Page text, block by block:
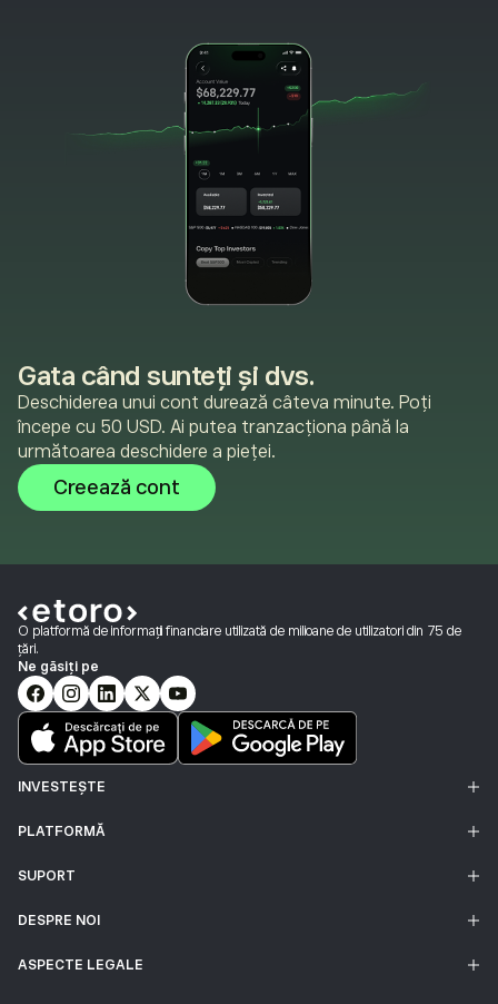
Gata când sunteți și dvs.
Deschiderea unui cont durează câteva minute. Poți
începe cu 50 USD. Ai putea tranzacționa până la
următoarea deschidere a pieței.
Creează cont
O platformă de informații financiare utilizată de milioane de utilizatori din 75 de
țări.
Ne găsiți pe
INVESTEȘTE
PLATFORMĂ
SUPORT
DESPRE NOI
ASPECTE LEGALE